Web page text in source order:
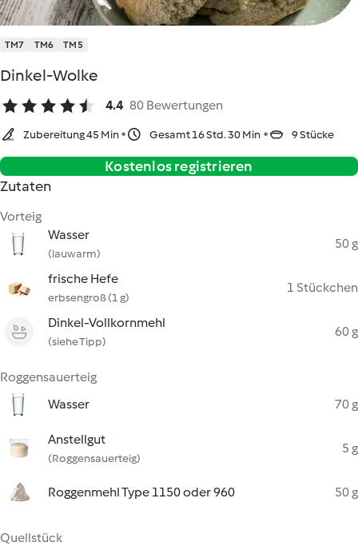
TM7 TM6 TM5
Dinkel-Wolke
4.4 80 Bewertungen
Zubereitung 45 Min Gesamt 16 Std. 30 Min 9 Stücke
Kostenlos registrieren
Zutaten
Vorteig
Wasser
(lauwarm)
50 g
frische Hefe
erbsengroß (1 g)
1 Stückchen
Dinkel-Vollkornmehl
(siehe Tipp)
60 g
Roggensauerteig
Wasser
70 g
Anstellgut
(Roggensauerteig)
5 g
Roggenmehl Type 1150 oder 960 50 g
Quellstück